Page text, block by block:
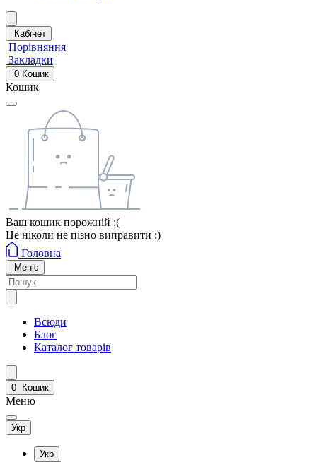
Кабінет
Порівняння
Закладки
0 Кошик
Кошик
Ваш кошик порожній :(
Це ніколи не пізно виправити :)
Головна
Меню
Всюди
Блог
Каталог товарів
0 Кошик
Меню
Укр
Укр